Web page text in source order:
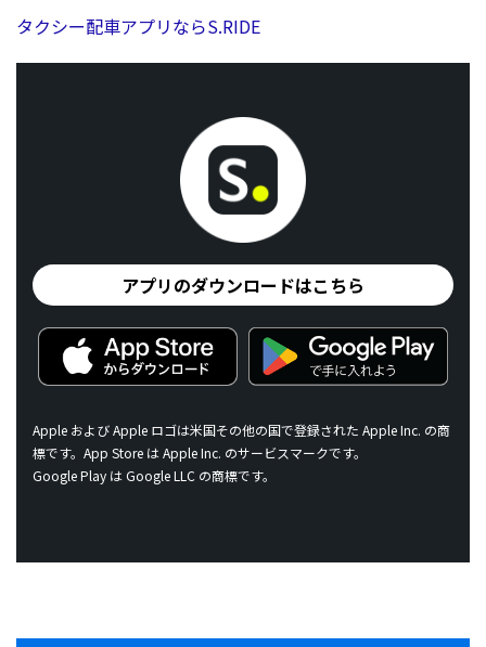
タクシー配車アプリならS.RIDE
アプリのダウンロードはこちら
Apple および Apple ロゴは米国その他の国で登録された Apple Inc. の商
標です。App Store は Apple Inc. のサービスマークです。
Google Play は Google LLC の商標です。